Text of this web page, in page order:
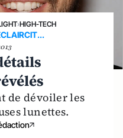
›HIGH-TECH
de dévoiler les
lunettes.